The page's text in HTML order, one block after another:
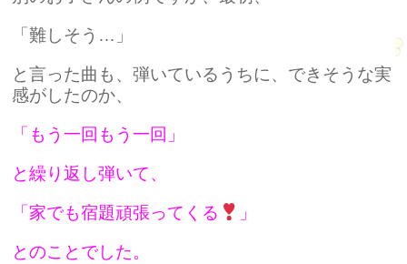
「難しそう…」
と言った曲も、弾いているうちに、できそうな実
感がしたのか、
「もう一回もう一回」
と繰り返し弾いて、
「家でも宿題頑張ってくる 」
とのことでした。